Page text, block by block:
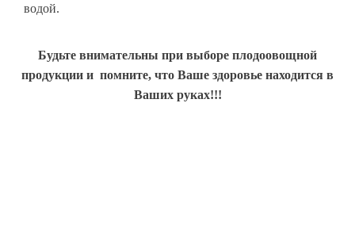
водой.
Будьте внимательны при выборе плодоовощной
продукции и помните, что Ваше здоровье находится в
Ваших руках!!!